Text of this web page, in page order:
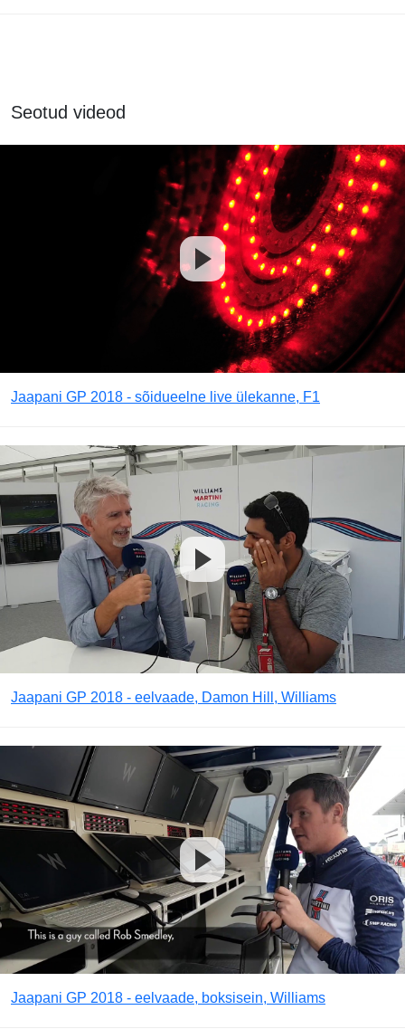
Seotud videod
Jaapani GP 2018 - sõidueelne live ülekanne, F1
Jaapani GP 2018 - eelvaade, Damon Hill, Williams
Jaapani GP 2018 - eelvaade, boksisein, Williams